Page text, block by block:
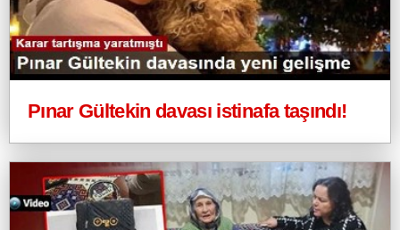
Pınar Gültekin davası istinafa taşındı!